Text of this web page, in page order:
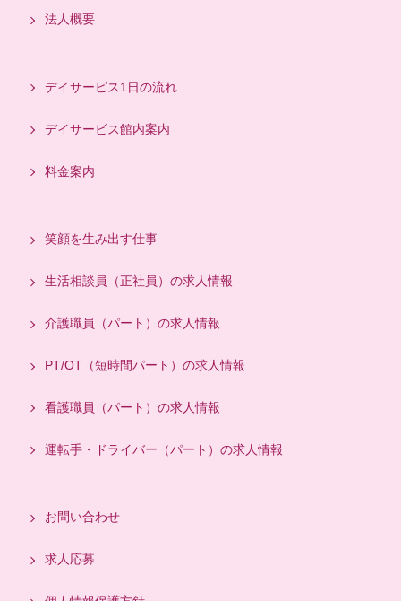
法人概要
デイサービス1日の流れ
デイサービス館内案内
料金案内
笑顔を生み出す仕事
生活相談員（正社員）の求人情報
介護職員（パート）の求人情報
PT/OT（短時間パート）の求人情報
看護職員（パート）の求人情報
運転手・ドライバー（パート）の求人情報
お問い合わせ
求人応募